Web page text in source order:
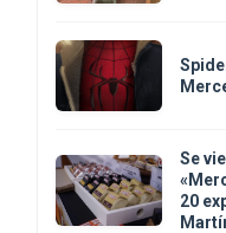
Se
20